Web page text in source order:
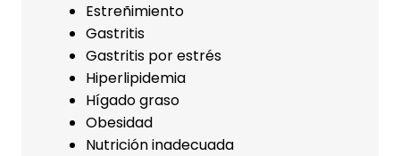
Estreñimiento
Gastritis
Gastritis por estrés
Hiperlipidemia
Hígado graso
Obesidad
Nutrición inadecuada